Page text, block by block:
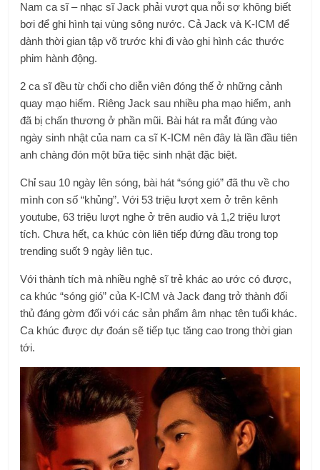
Nam ca sĩ – nhạc sĩ Jack phải vượt qua nỗi sợ không biết
bơi để ghi hình tại vùng sông nước. Cả Jack và K-ICM để
dành thời gian tập võ trước khi đi vào ghi hình các thước
phim hành động.
2 ca sĩ đều từ chối cho diễn viên đóng thế ở những cảnh
quay mạo hiểm. Riêng Jack sau nhiều pha mạo hiểm, anh
đã bị chấn thương ở phần mũi. Bài hát ra mắt đúng vào
ngày sinh nhật của nam ca sĩ K-ICM nên đây là lần đầu tiên
anh chàng đón một bữa tiệc sinh nhật đặc biệt.
Chỉ sau 10 ngày lên sóng, bài hát “sóng gió” đã thu về cho
mình con số “khủng”. Với 53 triệu lượt xem ở trên kênh
youtube, 63 triệu lượt nghe ở trên audio và 1,2 triệu lượt
tích. Chưa hết, ca khúc còn liên tiếp đứng đầu trong top
trending suốt 9 ngày liên tục.
Với thành tích mà nhiều nghệ sĩ trẻ khác ao ước có được,
ca khúc “sóng gió” của K-ICM và Jack đang trở thành đối
thủ đáng gờm đối với các sản phẩm âm nhạc tên tuổi khác.
Ca khúc được dự đoán sẽ tiếp tục tăng cao trong thời gian
tới.